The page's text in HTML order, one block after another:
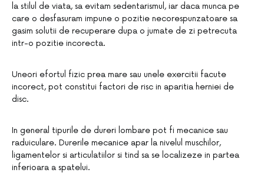
la stilul de viata, sa evitam sedentarismul, iar daca munca pe
care o desfasuram impune o pozitie necorespunzatoare sa
gasim solutii de recuperare dupa o jumate de zi petrecuta
intr-o pozitie incorecta.
Uneori efortul fizic prea mare sau unele exercitii facute
incorect, pot constitui factori de risc in aparitia herniei de
disc.
In general tipurile de dureri lombare pot fi mecanice sau
raduiculare. Durerile mecanice apar la nivelul muschilor,
ligamentelor si articulatiilor si tind sa se localizeze in partea
inferioara a spatelui.